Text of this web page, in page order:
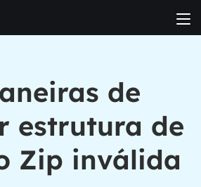
de
estrutura de
Zip inválida